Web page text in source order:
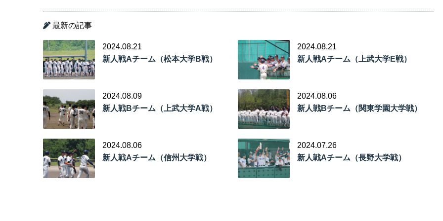
最新の記事
2024.08.21
新人戦Aチーム（松本大学B戦）
2024.08.21
新人戦Aチーム（上武大学E戦）
2024.08.09
新人戦Bチーム（上武大学A戦）
2024.08.06
新人戦Bチーム（関東学園大学戦）
2024.08.06
新人戦Aチーム（信州大学戦）
2024.07.26
新人戦Aチーム（長野大学戦）